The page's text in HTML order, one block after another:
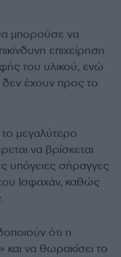
μπορούσε να
επιχείρηση
του υλικού, ενώ
δεν έχουν προς το
το μεγαλύτερο
να βρίσκεται
υπόγειες σήραγγες
Ισφαχάν, καθώς
ότι η
και να θωρακίσει το